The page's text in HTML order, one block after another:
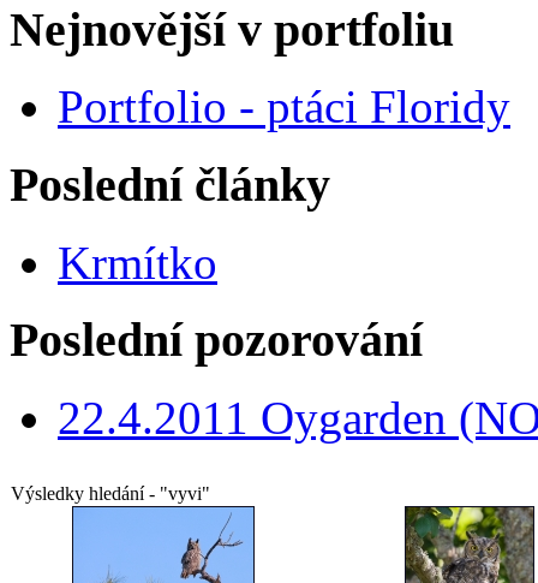
Nejnovější v portfoliu
Portfolio - ptáci Floridy
Poslední články
Krmítko
Poslední pozorování
22.4.2011 Oygarden
Výsledky hledání - "vyvi"